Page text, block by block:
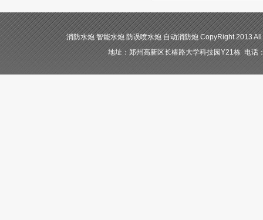
消防水炮 智能水炮 防误喷水炮 自动消防炮 CopyRight 2013
地址：郑州高新区长椿路大学科技园Y21栋 电